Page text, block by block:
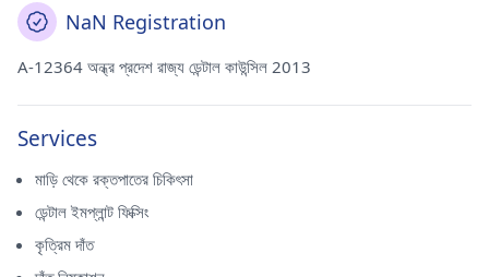
NaN Registration
A-12364 অন্ধ্র প্রদেশ রাজ্য ডেন্টাল কাউন্সিল 2013
Services
মাড়ি থেকে রক্তপাতের চিকিৎসা
ডেন্টাল ইমপ্লান্ট ফিক্সিং
কৃত্রিম দাঁত